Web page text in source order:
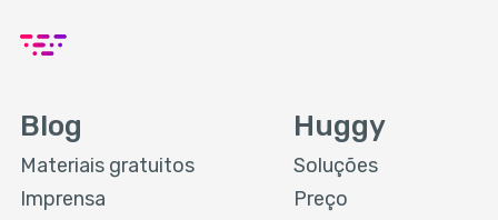
Blog
Materiais gratuitos
Imprensa
Huggy
Soluções
Preço